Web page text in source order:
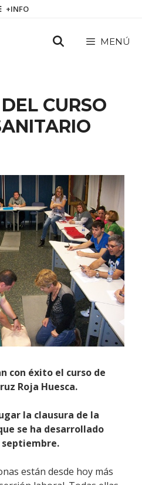
+INFO
MENÚ
CURSO
con éxito el curso de
Roja Huesca.
la clausura de la
se ha desarrollado
septiembre.
están desde hoy más